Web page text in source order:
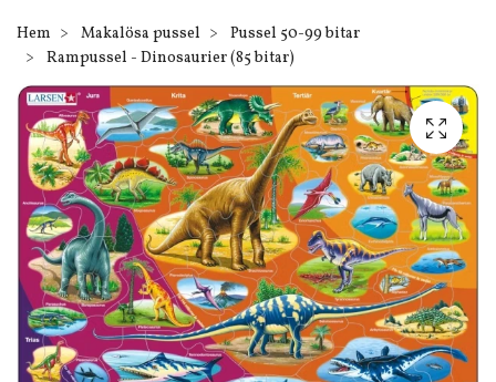
Hem Makalösa pussel
Pussel 50-99 bitar
Rampussel - Dinosaurier (85 bitar)